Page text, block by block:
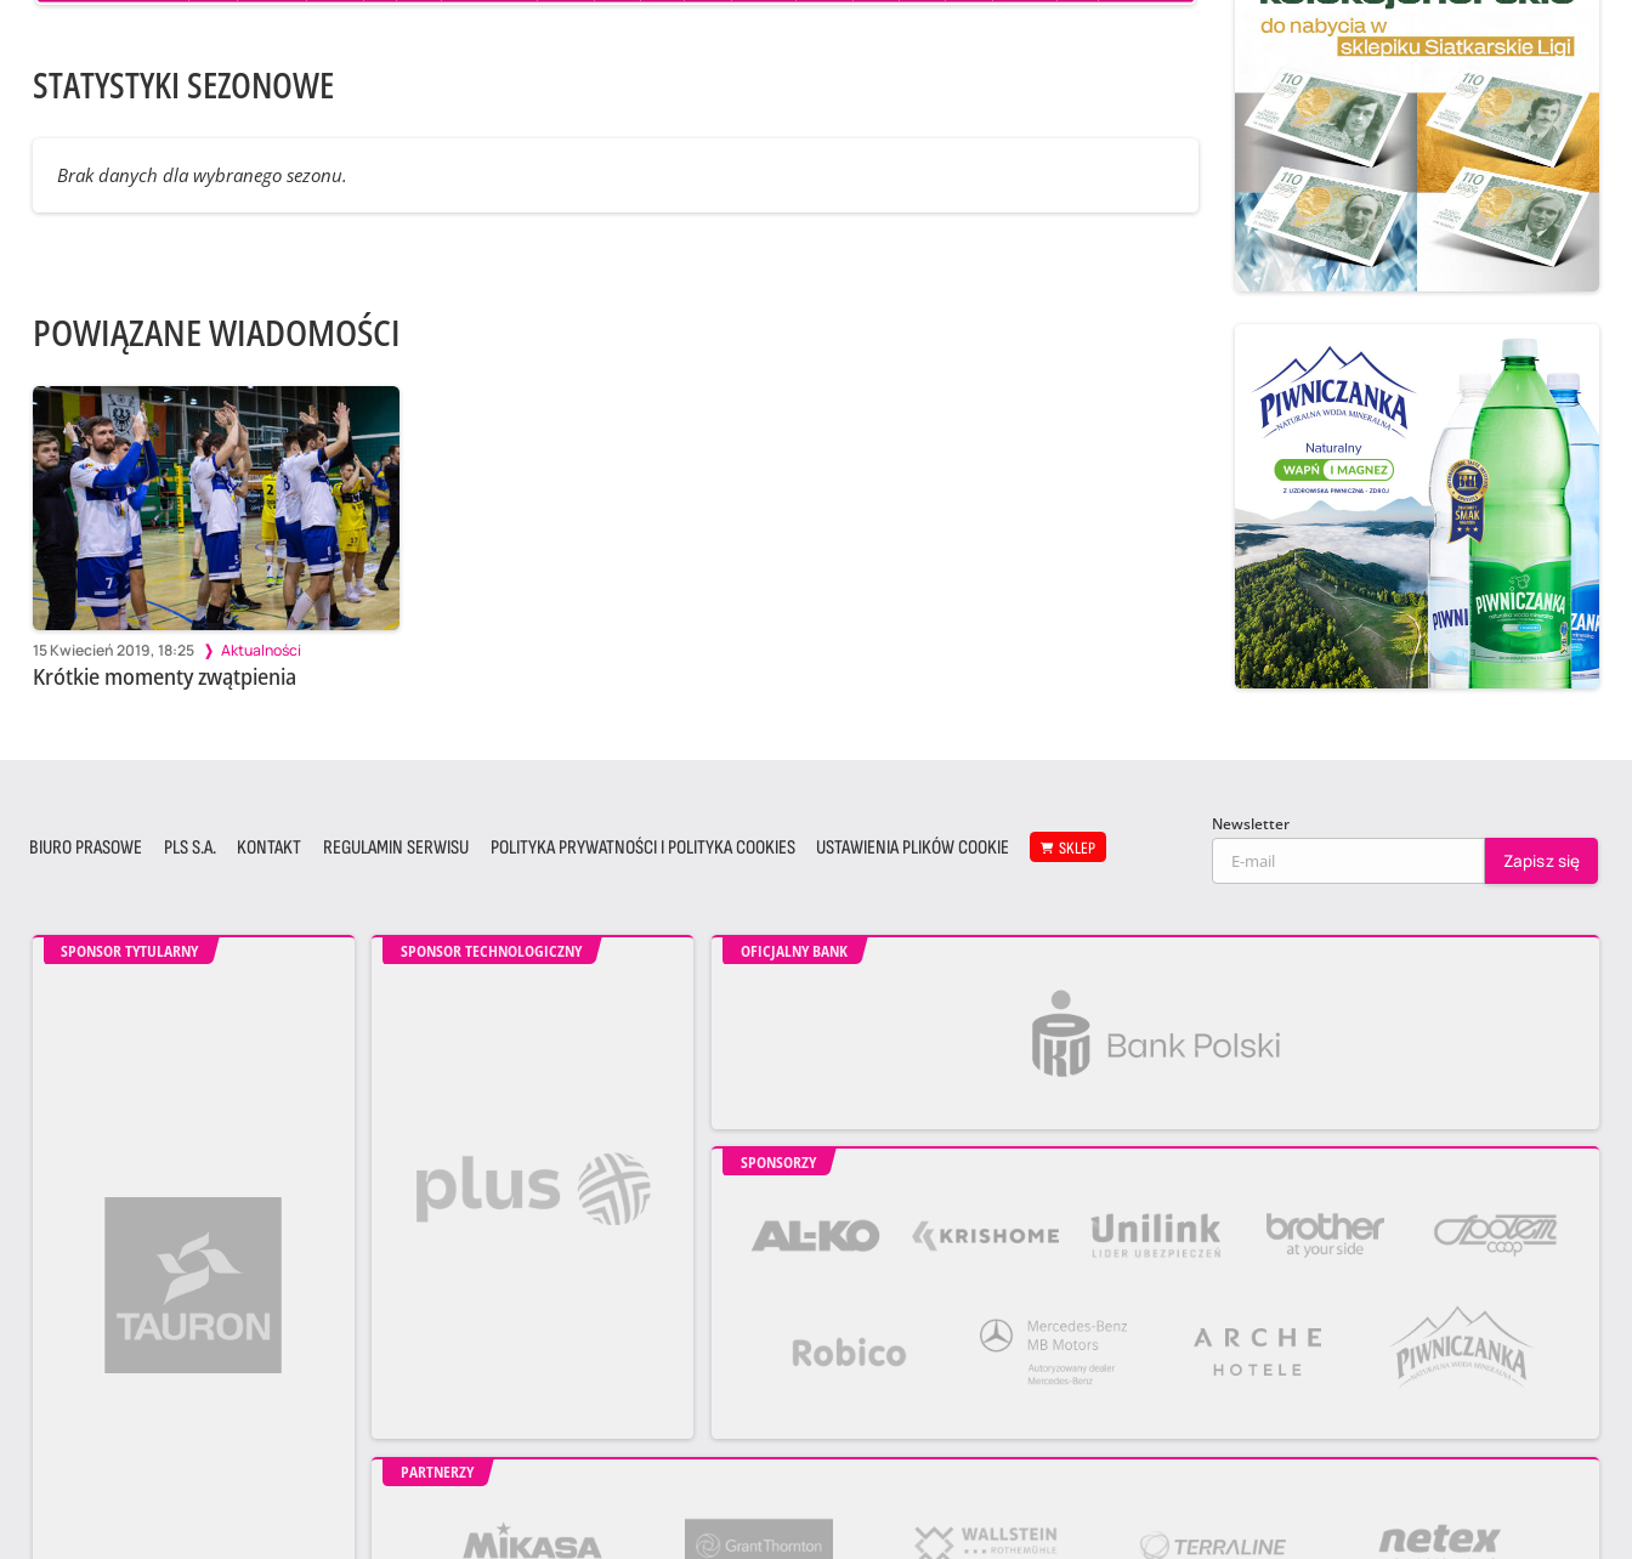
STATYSTYKI SEZONOWE
Brak danych dla wybranego sezonu.
POWIĄZANE WIADOMOŚCI
15 Kwiecień 2019, 18:25 Aktualności
Krótkie momenty zwątpienia
BIURO PRASOWE PLS S.A. KONTAKT REGULAMIN SERWISU POLITYKA PRYWATNOŚCI I POLITYKA COOKIES USTAWIENIA PLIKÓW COOKIE SKLEP
Newsletter
SPONSOR TYTULARNY SPONSOR TECHNOLOGICZNY OFICJALNY BANK
SPONSORZY
PARTNERZY